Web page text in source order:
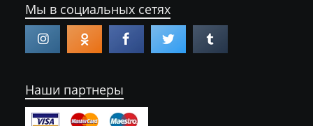
Мы в социальных сетях
Наши партнеры